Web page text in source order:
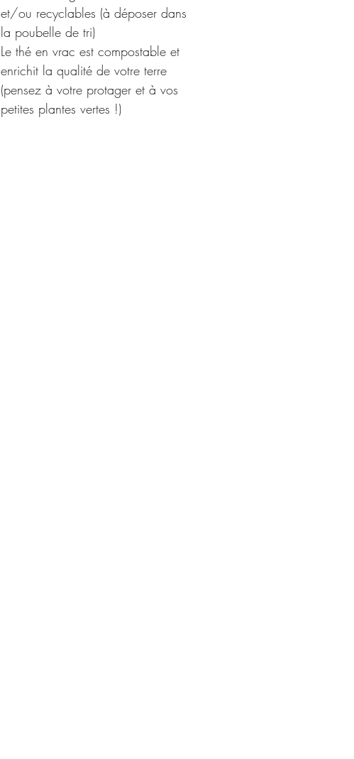
et/ou recyclables (à déposer dans
la poubelle de tri)
Le thé en vrac est compostable et
enrichit la qualité de votre terre
(pensez à votre protager et à vos
petites plantes vertes !)